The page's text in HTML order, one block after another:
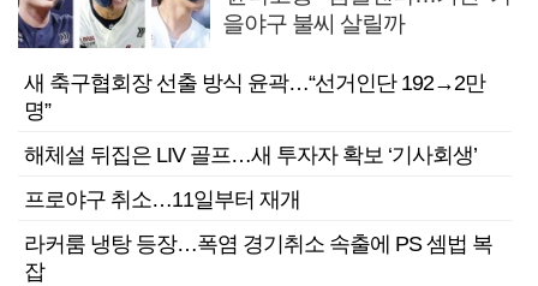
을야구 불씨 살릴까
새 축구협회장 선출 방식 윤곽…“선거인단 192→2만
명”
해체설 뒤집은 LIV 골프…새 투자자 확보 ‘기사회생’
프로야구 취소…11일부터 재개
라커룸 냉탕 등장…폭염 경기취소 속출에 PS 셈법 복
잡